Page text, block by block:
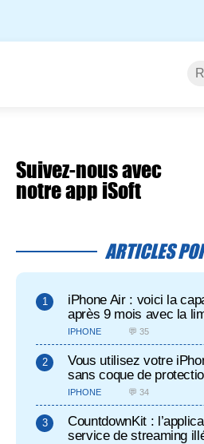
Suivez-nous avec
notre app iSoft
ARTICLES
iPhone Air : voici la
après 9 mois avec la
IPHONE 💬 35
Vous utilisez votre
sans coque de
IPHONE 💬 34
CountdownKit :
service de streaming